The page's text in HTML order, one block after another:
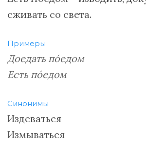
сживать со света.
Примеры
Доедать пóедом
Есть пóедом
Синонимы
Издеваться
Измываться